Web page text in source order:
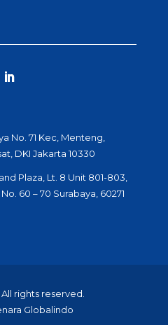
No. 71 Kec, Menteng,
DKI Jakarta 10330
Plaza, Lt. 8 Unit 801-803,
60 – 70 Surabaya, 60271
rights reserved.
Globalindo